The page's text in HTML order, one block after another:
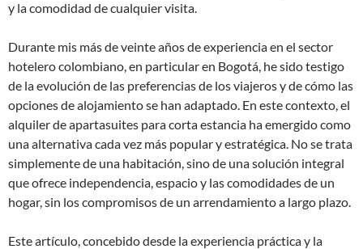
y la comodidad de cualquier visita.
Durante mis más de veinte años de experiencia en el sector
hotelero colombiano, en particular en Bogotá, he sido testigo
de la evolución de las preferencias de los viajeros y de cómo las
opciones de alojamiento se han adaptado. En este contexto, el
alquiler de apartasuites para corta estancia ha emergido como
una alternativa cada vez más popular y estratégica. No se trata
simplemente de una habitación, sino de una solución integral
que ofrece independencia, espacio y las comodidades de un
hogar, sin los compromisos de un arrendamiento a largo plazo.
Este artículo, concebido desde la experiencia práctica y la